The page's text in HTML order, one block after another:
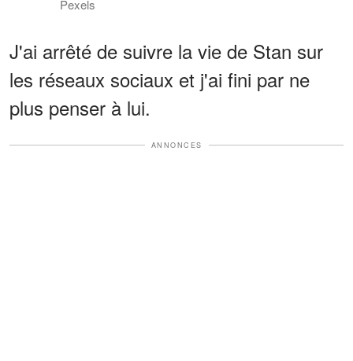
Pexels
J'ai arrêté de suivre la vie de Stan sur
les réseaux sociaux et j'ai fini par ne
plus penser à lui.
ANNONCES